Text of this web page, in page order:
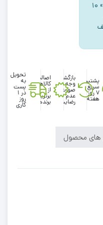
خرید » ۱۰
پشتیبانی
سریع در
۷ روز
هفته
بازگشت
وجه در
صورت
عدم
رضایت
اصالت
کالاها
از
برترین
برندها
تحویل
به
پست
در 1
روز
کاری
های محصول